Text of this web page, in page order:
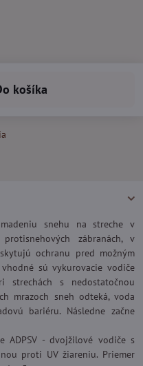
Do košíka
snehu na streche v
zábranách, v
ochranu pred možným
sú vykurovacie vodiče
s nedostatočnou
mrazoch sneh odteká, voda
bariéru. Následne začne
ADPSV - dvojžilové vodiče s
proti UV žiareniu. Priemer